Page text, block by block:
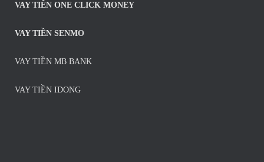
VAY TIỀN ONE CLICK MONEY
VAY TIỀN SENMO
VAY TIỀN MB BANK
VAY TIỀN IDONG